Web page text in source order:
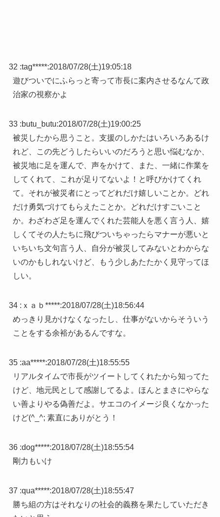
32 :tag*****:2018/07/28(土)19:05:18
遊びついでにふらっと寄って市長に案内させるなんて政
治家の視察かよ
33 :butu_butu:2018/07/28(土)19:00:25
被災したから思うこと。支援のしかたはいろいろあるけ
れど、この先どうしたらいいのだろうと思い悩むなか、
被災地に足を運んで、声をかけて、また、一緒に作業を
してくれて、これが足りてないよ！と呼びかけてくれ
て。それが被災者にとってどれだけ嬉しいことか。どれ
だけ勇気づけてもらえたことか。どれだけすごいこと
か。わざわざ足を運んでくれた芸能人を悪く言う人、嬉
しくてその人たちに飛びついちゃったらマナーが悪いと
いちいち文句言う人、自分が被災してみないとわからな
いのかもしれないけど、もう少しあたたかく見守ってほ
しい。
34 : ｘａｂ*****:2018/07/28(土)18:56:44
めっきり見かけなくなったし、仕事がないからそういう
ことをする余裕があるんですな。
35 :aa*****:2018/07/28(土)18:55:55
リアルタイムで市長がツイートしてくれたから知ってた
けど、地元民として感謝してるよ。ほんとまさにやらな
い善よりやる偽善だよ。サエコのイメージ良くなかった
けど(^_^; 素直にありがとう！
36 :dog*****:2018/07/28(土)18:55:54
剛力もいけ
37 :qua*****:2018/07/28(土)18:55:47
勝ち組の方はそれなりの社会的義務を果たしていただき